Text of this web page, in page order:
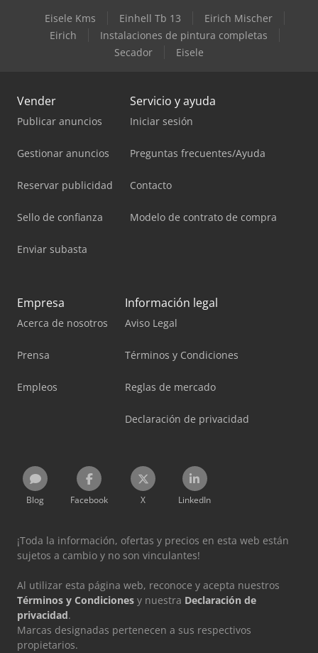
Eisele Kms Einhell Tb 13
Eirich Mischer
Eirich
Instalaciones de pintura completas
Secador
Eisele
Vender
Publicar anuncios
Gestionar anuncios
Reservar publicidad
Sello de confianza
Enviar subasta
Servicio y ayuda
Iniciar sesión
Preguntas frecuentes/Ayuda
Contacto
Modelo de contrato de compra
Empresa
Acerca de nosotros
Prensa
Empleos
Información legal
Aviso Legal
Términos y Condiciones
Reglas de mercado
Declaración de privacidad
Blog Facebook X LinkedIn
¡Toda la información, ofertas y precios en esta web están
sujetos a cambio y no son vinculantes!
Al utilizar esta página web, reconoce y acepta nuestros
Términos y Condiciones y nuestra Declaración de
privacidad.
Marcas designadas pertenecen a sus respectivos
propietarios.